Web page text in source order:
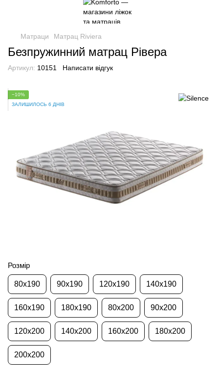
Матраци Матрац Riviera
Безпружинний матрац Рівера
Артикул: 10151 Написати відгук
−10%
ЗАЛИШИЛОСЬ 6 ДНІВ
Розмір
80x190 90x190 120x190 140x190
160x190 180x190 80x200 90x200
120x200 140x200 160x200 180x200
200x200